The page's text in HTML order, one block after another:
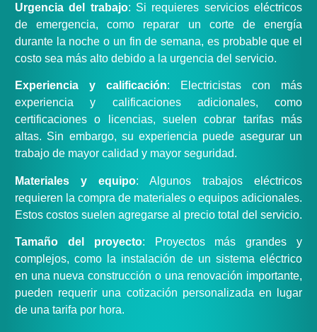
Urgencia del trabajo: Si requieres servicios eléctricos
de emergencia, como reparar un corte de energía
durante la noche o un fin de semana, es probable que el
costo sea más alto debido a la urgencia del servicio.
Experiencia y calificación: Electricistas con más
experiencia y calificaciones adicionales, como
certificaciones o licencias, suelen cobrar tarifas más
altas. Sin embargo, su experiencia puede asegurar un
trabajo de mayor calidad y mayor seguridad.
Materiales y equipo: Algunos trabajos eléctricos
requieren la compra de materiales o equipos adicionales.
Estos costos suelen agregarse al precio total del servicio.
Tamaño del proyecto: Proyectos más grandes y
complejos, como la instalación de un sistema eléctrico
en una nueva construcción o una renovación importante,
pueden requerir una cotización personalizada en lugar
de una tarifa por hora.